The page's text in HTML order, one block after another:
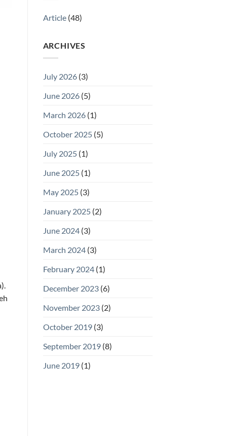
Article(48)
ARCHIVES
July 2026(3)
June 2026(5)
March 2026(1)
October 2025(5)
July 2025(1)
June 2025(1)
May 2025(3)
January 2025(2)
June 2024(3)
March 2024(3)
February 2024(1)
December 2023(6)
November 2023(2)
October 2019(3)
September 2019(8)
June 2019(1)